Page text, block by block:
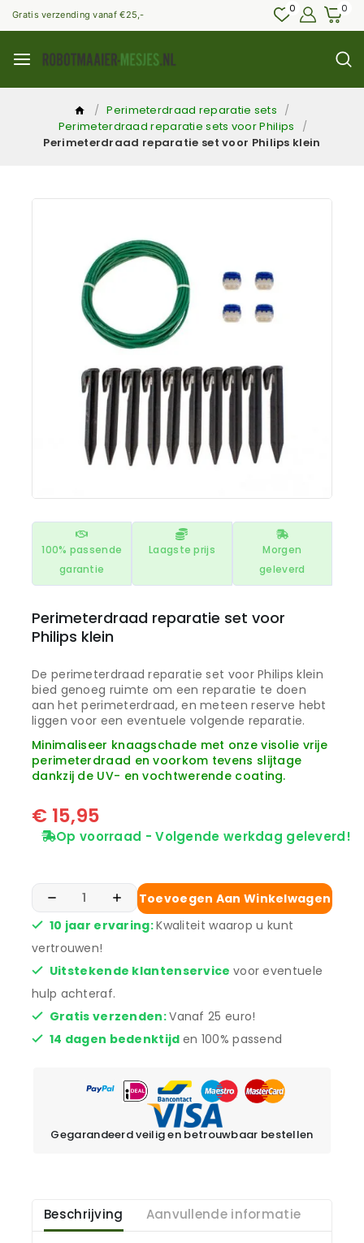
Gratis verzending vanaf €25,- 0 0
/ Perimeterdraad reparatie sets /
Perimeterdraad reparatie sets voor Philips
/
Perimeterdraad reparatie set voor Philips klein
100% passende
garantie
Laagste prijs
Morgen
geleverd
Perimeterdraad reparatie set voor
Philips klein
De perimeterdraad reparatie set voor Philips klein
bied genoeg ruimte om een reparatie te doen
aan het perimeterdraad, en meteen reserve hebt
liggen voor een eventuele volgende reparatie.
Minimaliseer knaagschade met onze visolie vrije
perimeterdraad en voorkom tevens slijtage
dankzij de UV- en vochtwerende coating.
€ 15,95
Op voorraad - Volgende werkdag geleverd!
Toevoegen Aan Winkelwagen
10 jaar ervaring:Kwaliteit waarop u kunt
vertrouwen!
Uitstekende klantenservice voor eventuele
hulp achteraf.
Gratis verzenden:Vanaf 25 euro!
14 dagen bedenktijd en 100% passend
Gegarandeerd veilig en betrouwbaar bestellen
Beschrijving Aanvullende informatie